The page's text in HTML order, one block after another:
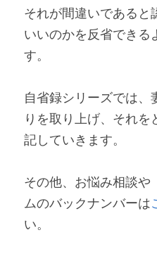
それが間違いであると
いいのかを反省できる
す。
自省録シリーズでは、
りを取り上げ、それを
記していきます。
その他、お悩み相談や
ムのバックナンバーは
い。